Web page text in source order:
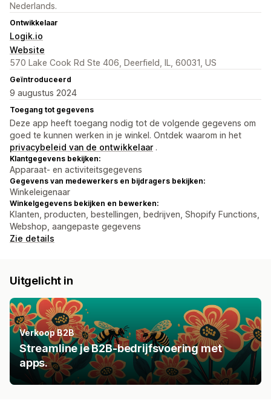
Nederlands.
Ontwikkelaar
Logik.io
Website
570 Lake Cook Rd Ste 406, Deerfield, IL, 60031, US
Geïntroduceerd
9 augustus 2024
Toegang tot gegevens
Deze app heeft toegang nodig tot de volgende gegevens om
goed te kunnen werken in je winkel. Ontdek waarom in het
privacybeleid van de ontwikkelaar .
Klantgegevens bekijken:
Apparaat- en activiteitsgegevens
Gegevens van medewerkers en bijdragers bekijken:
Winkeleigenaar
Winkelgegevens bekijken en bewerken:
Klanten, producten, bestellingen, bedrijven, Shopify Functions,
Webshop, aangepaste gegevens
Zie details
Uitgelicht in
Verkoop B2B
Streamline je B2B-bedrijfsvoering met
apps.